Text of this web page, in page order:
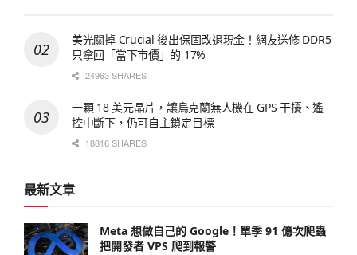
美光關掉 Crucial 後出保固改退現金！網友送修 DDR5
只拿回「當下市價」的 17%
24963 SHARES
一顆 18 美元晶片，讓烏克蘭無人機在 GPS 干擾、遙
控中斷下，仍可自主鎖定目標
18816 SHARES
最新文章
Meta 想做自己的 Google！單季 91 億次爬蟲
把開發者 VPS 爬到報警